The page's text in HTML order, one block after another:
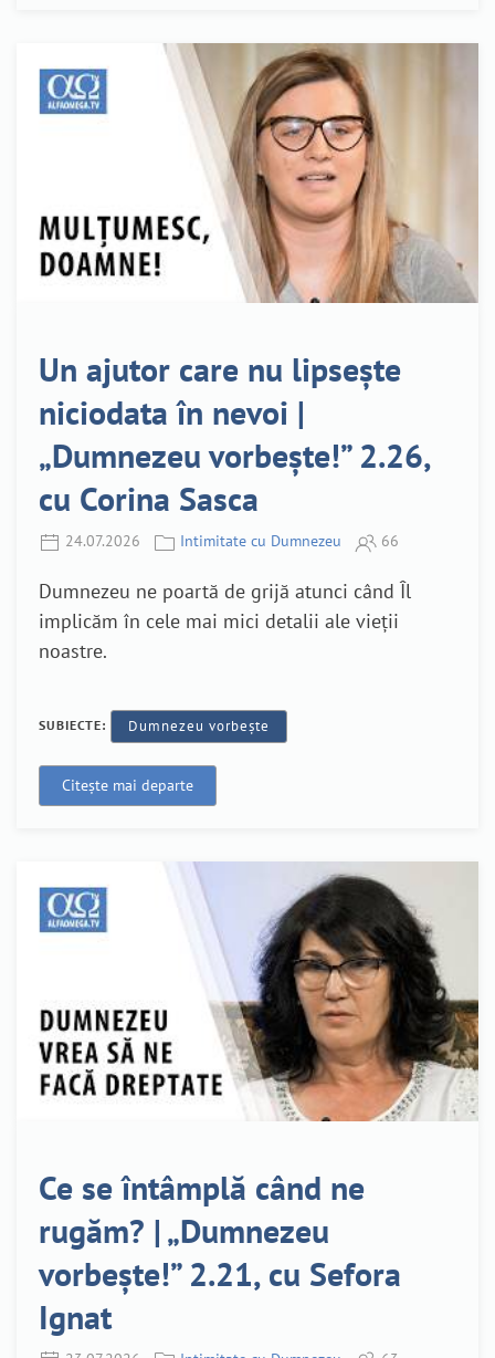
Un ajutor care nu lipsește
niciodata în nevoi |
„Dumnezeu vorbește!” 2.26,
cu Corina Sasca
24.07.2026 Intimitate cu Dumnezeu 66
Dumnezeu ne poartă de grijă atunci când Îl
implicăm în cele mai mici detalii ale vieții
noastre.
SUBIECTE: Dumnezeu vorbește
Citește mai departe
Ce se întâmplă când ne
rugăm? | „Dumnezeu
vorbește!” 2.21, cu Sefora
Ignat